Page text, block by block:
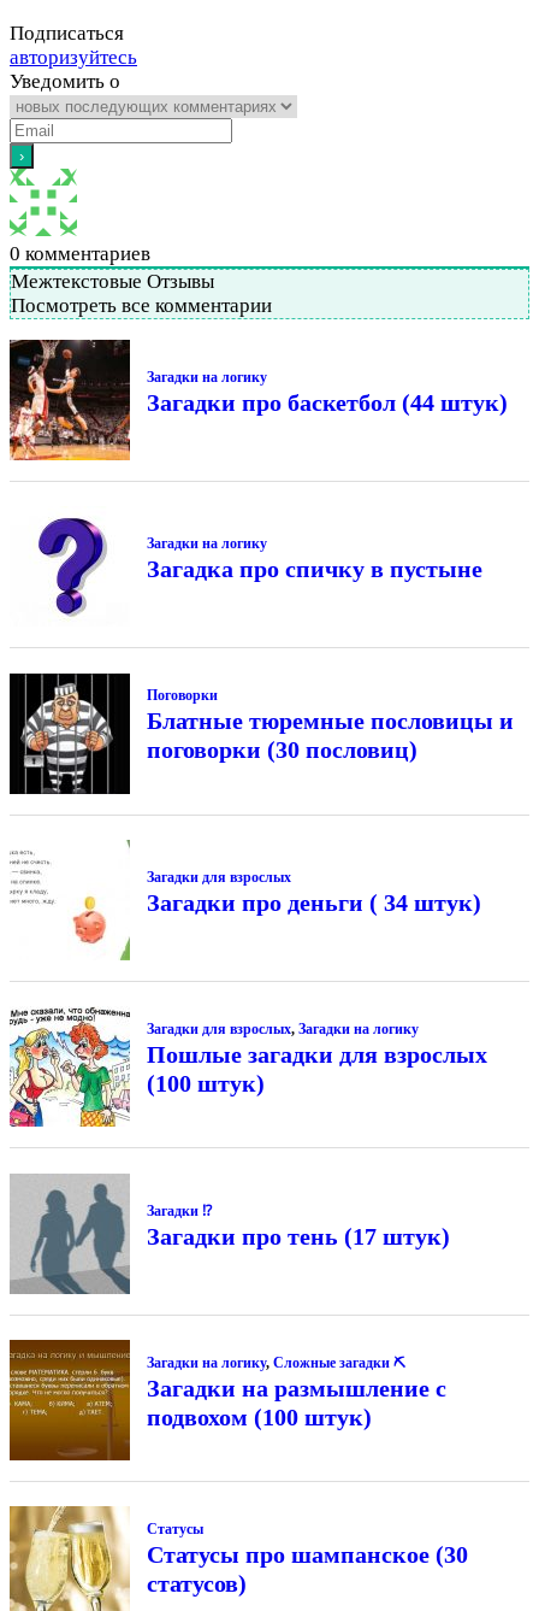
Подписаться
авторизуйтесь
Уведомить о
0 комментариев
Межтекстовые Отзывы
Посмотреть все комментарии
Загадки на логику
Загадки про баскетбол (44 штук)
Загадки на логику
Загадка про спичку в пустыне
Поговорки
Блатные тюремные пословицы и
поговорки (30 пословиц)
Загадки для взрослых
Загадки про деньги ( 34 штук)
Загадки для взрослых, Загадки на логику
Пошлые загадки для взрослых
(100 штук)
Загадки ⁉
Загадки про тень (17 штук)
Загадки на логику, Сложные загадки ⛏
Загадки на размышление с
подвохом (100 штук)
Статусы
Статусы про шампанское (30
статусов)